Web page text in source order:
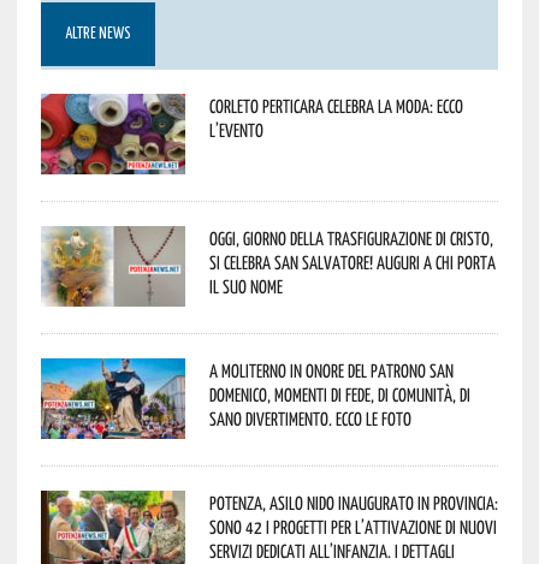
ALTRE NEWS
Corleto Perticara celebra la moda: ecco
l’evento
Oggi, giorno della Trasfigurazione di Cristo,
si celebra San Salvatore! Auguri a chi porta
il suo nome
A Moliterno in onore del Patrono San
Domenico, momenti di fede, di comunità, di
sano divertimento. Ecco le foto
Potenza, asilo nido inaugurato in provincia:
sono 42 i progetti per l’attivazione di nuovi
servizi dedicati all’infanzia. I dettagli